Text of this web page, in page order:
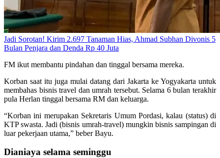
Jadi Sorotan! Kirim 2.697 Tanaman Hias, Ahmad Subhan Divonis 5
Bulan Penjara dan Denda Rp 40 Juta
FM ikut membantu pindahan dan tinggal bersama mereka.
Korban saat itu juga mulai datang dari Jakarta ke Yogyakarta untuk
membahas bisnis travel dan umrah tersebut. Selama 6 bulan terakhir
pula Herlan tinggal bersama RM dan keluarga.
“Korban ini merupakan Sekretaris Umum Pordasi, kalau (status) di
KTP swasta. Jadi (bisnis umrah-travel) mungkin bisnis sampingan di
luar pekerjaan utama,” beber Bayu.
Dianiaya selama seminggu